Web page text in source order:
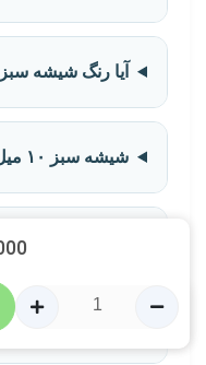
آیا رنگ شیشه
شیشه سبز ۱۰ میل چقدر وزن دارد؟
آیا شیشه سبز
آیا شیشه سبز